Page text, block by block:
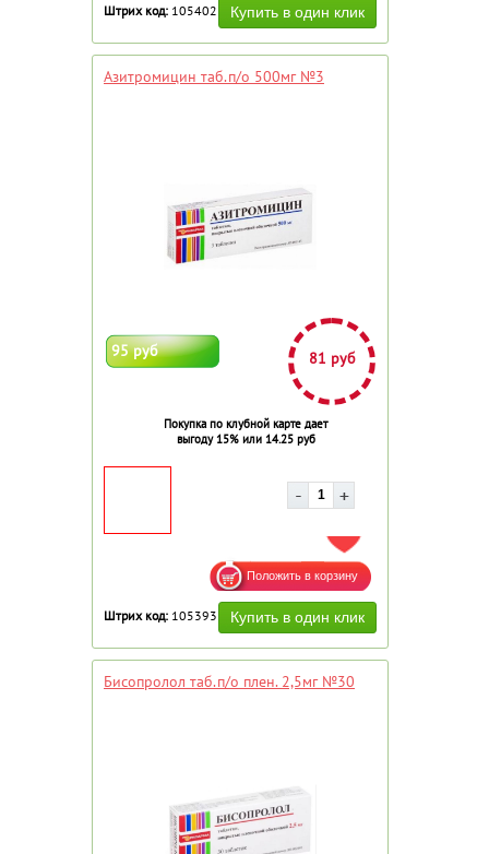
Штрих код: 105402
Азитромицин таб.п/о 500мг №3
95 руб 81 руб
Покупка по клубной карте дает
выгоду 15% или 14.25 руб
ДОБАВИТЬ В ИЗБРАННОЕ
Штрих код: 105393
Бисопролол таб.п/о плен. 2,5мг №30